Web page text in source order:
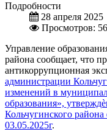
Подробности
28 апреля 2025
Просмотров:
Управление
района сообщает, что
антикоррупционная
администрации
изменений в
образования»,
Кольчугинского
03.05.2025г.